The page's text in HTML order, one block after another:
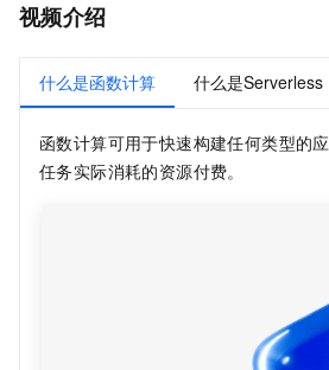
视频介绍
什么是函数计算 什么是Serverless
函数计算可用于快速构建任何类型的
任务实际消耗的资源付费。